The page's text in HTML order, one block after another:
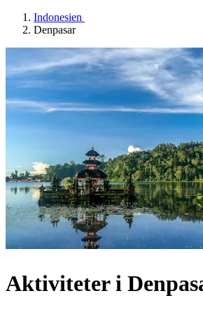
Indonesien
Denpasar
Aktiviteter i